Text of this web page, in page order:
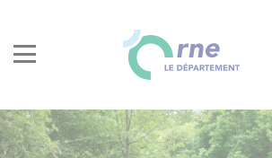
Menu